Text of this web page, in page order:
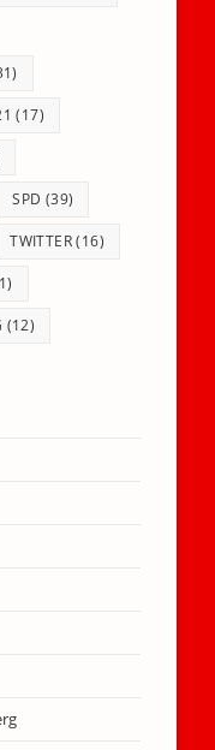
(17)
SPD (39)
TWITTER(16)
(12)